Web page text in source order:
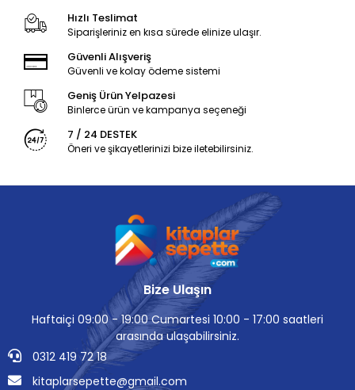
Hızlı Teslimat
Siparişleriniz en kısa sürede elinize ulaşır.
Güvenli Alışveriş
Güvenli ve kolay ödeme sistemi
Geniş Ürün Yelpazesi
Binlerce ürün ve kampanya seçeneği
7 / 24 DESTEK
Öneri ve şikayetlerinizi bize iletebilirsiniz.
Bize Ulaşın
Haftaiçi 09:00 - 19:00 Cumartesi 10:00 - 17:00 saatleri
arasında ulaşabilirsiniz.
0312 419 72 18
kitaplarsepette@gmail.com